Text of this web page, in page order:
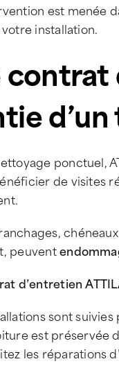
est menée
installation.
contrat
ponctuel,
de visites
peuvent
d’entretien
sont
est préservée
les réparations